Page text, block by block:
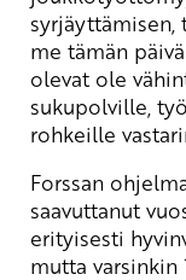
me tämän
olevat ole
sukupolville,
rohkeille
Forssan
saavuttanut
erityisesti
mutta varsinkin